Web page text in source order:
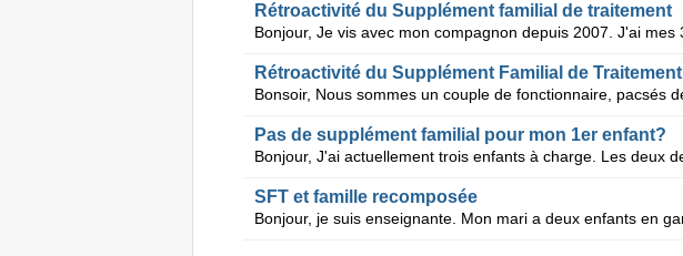
Rétroactivité du Supplément familial de traitement
Pas de supplément familial pour mon 1er enfant?
SFT et famille recomposée